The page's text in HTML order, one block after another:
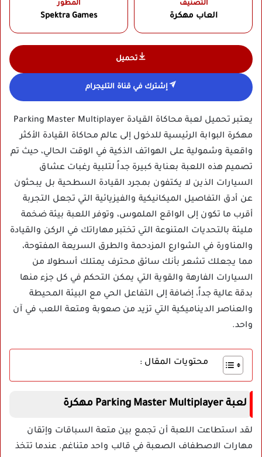
التصنيف
العاب مهكرة
المطور
Spektra Games‏
تحميل
إشترك في قناة التليجرام
يعتبر تحميل لعبة محاكاة القيادة Parking Master Multiplayer
مهكرة البوابة الرئيسية للدخول إلى عالم محاكاة القيادة الأكثر
واقعية وشمولية على الهواتف الذكية في الوقت الحالي، حيث تم
تصميم هذه اللعبة بعناية كبيرة جداً لتلبية رغبات عشاق
السيارات الذين لا يكتفون بمجرد القيادة السطحية بل يبحثون
عن أدق التفاصيل الميكانيكية والفيزيائية التي تجعل التجربة
أقرب ما تكون إلى الواقع الملموس، وتوفر اللعبة بيئة ضخمة
مليئة بالتحديات المتنوعة التي تختبر مهاراتك في الركن والقيادة
والمناورة في الشوارع المزدحمة والطرق السريعة المفتوحة،
مما يجعلك تشعر بأنك سائق محترف يمتلك أسطولا من
السيارات الفارهة والقوية التي يمكن التحكم في كل جزء منها
بدقة عالية جداً، إضافة إلى التفاعل الحي مع البيئة المحيطة
والعناصر الديناميكية التي تزيد من صعوبة ومتعة اللعب في آن
واحد.
محتويات المقال :
لعبة Parking Master Multiplayer مهكرة
لقد استطاعت اللعبة أن تجمع بين متعة السباقات وإتقان
مهارات الاصطفاف الصعبة في قالب واحد متناغم. عندما تتخذ